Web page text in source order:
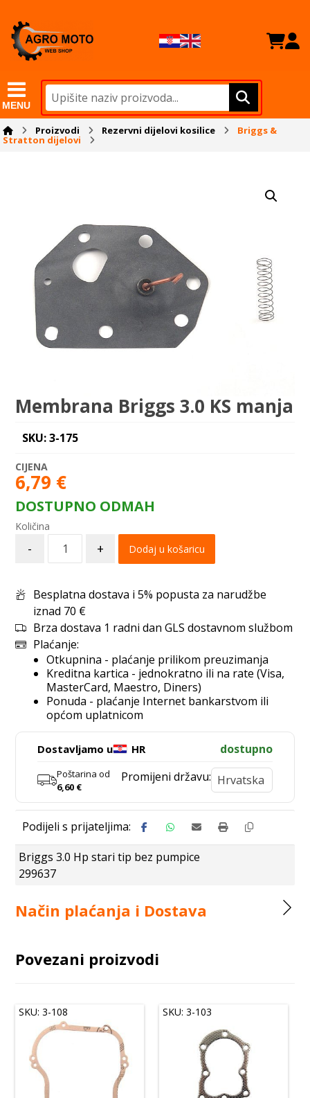
MENU
Proizvodi Rezervni dijelovi kosilice Briggs &
Stratton dijelovi
Membrana Briggs 3.0 KS manja
SKU: 3-175
6,79 €
DOSTUPNO ODMAH
- + Dodaj u košaricu
Besplatna dostava i 5% popusta za narudžbe
iznad 70 €
Brza dostava 1 radni dan GLS dostavnom službom
Plaćanje:
Otkupnina - plaćanje prilikom preuzimanja
Kreditna kartica - jednokratno ili na rate (Visa,
MasterCard, Maestro, Diners)
Ponuda - plaćanje Internet bankarstvom ili
općom uplatnicom
Dostavljamo u HR dostupno
Poštarina od
6,60 €
Promijeni državu:
Briggs 3.0 Hp stari tip bez pumpice
299637
Način plaćanja i Dostava
Povezani proizvodi
SKU: 3-108 SKU: 3-103